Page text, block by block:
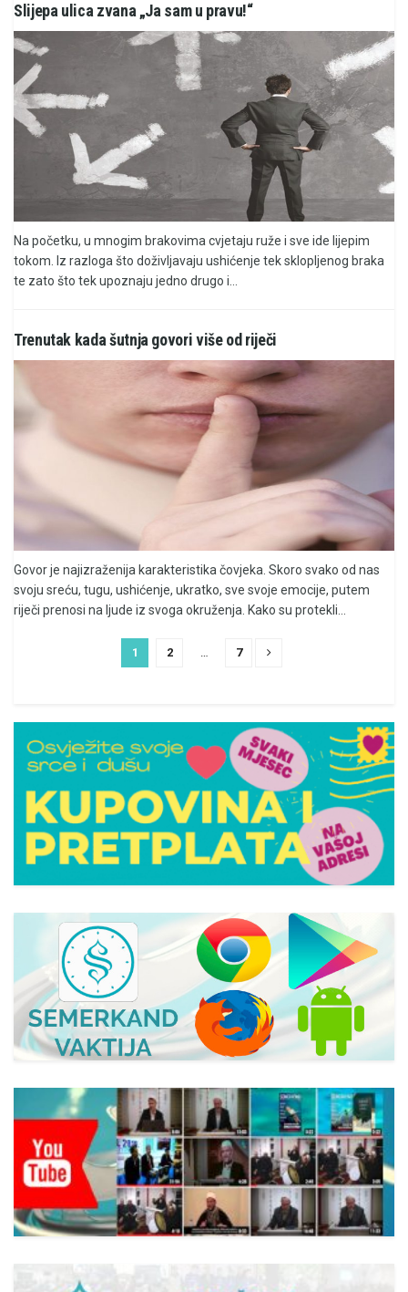
Slijepa ulica zvana „Ja sam u pravu!“
Na početku, u mnogim brakovima cvjetaju ruže i sve ide lijepim
tokom. Iz razloga što doživljavaju ushićenje tek sklopljenog braka
te zato što tek upoznaju jedno drugo i...
Trenutak kada šutnja govori više od riječi
Govor je najizraženija karakteristika čovjeka. Skoro svako od nas
svoju sreću, tugu, ushićenje, ukratko, sve svoje emocije, putem
riječi prenosi na ljude iz svoga okruženja. Kako su protekli...
1 2 … 7